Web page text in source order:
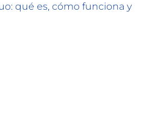
qué es, cómo funciona y